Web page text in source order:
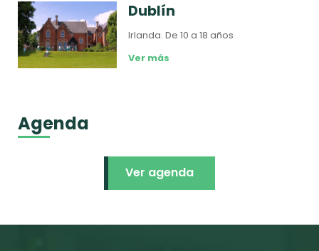
Dublín
Irlanda.De 10 a 18 años
Ver más
Agenda
Ver agenda